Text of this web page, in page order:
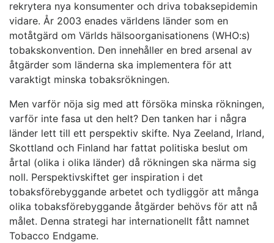
rekrytera nya konsumenter och driva tobaksepidemin
vidare. År 2003 enades världens länder som en
motåtgärd om Världs­ hälsoorganisationens (WHO:s)
tobakskonvention. Den innehåller en bred arsenal av
åtgärder som länderna ska implementera för att
varaktigt minska tobaksrökningen.
Men varför nöja sig med att försöka minska rökningen,
varför inte fasa ut den helt? Den tanken har i några
länder lett till ett perspektiv­ skifte. Nya Zeeland, Irland,
Skottland och Finland har fattat politiska beslut om
årtal (olika i olika länder) då rökningen ska närma sig
noll. Perspektivskiftet ger inspiration i det
tobaksförebyggande arbetet och tydliggör att många
olika tobaksförebyggande åtgärder behövs för att nå
målet. Denna strategi har internationellt fått namnet
Tobacco Endgame.